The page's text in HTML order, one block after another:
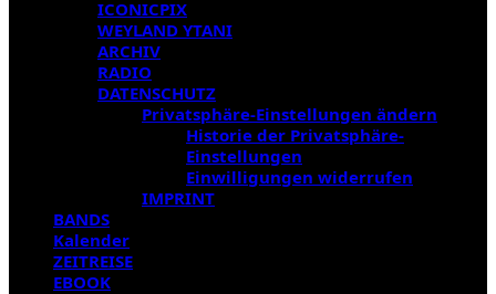
ICONICPIX
WEYLAND YTANI
ARCHIV
RADIO
DATENSCHUTZ
Privatsphäre-Einstellungen ändern
Historie der Privatsphäre-
Einstellungen
Einwilligungen widerrufen
IMPRINT
BANDS
Kalender
ZEITREISE
EBOOK